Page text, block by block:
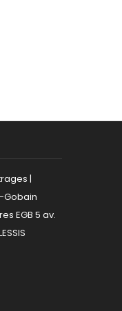
|
Gobain
EGB 5 av.